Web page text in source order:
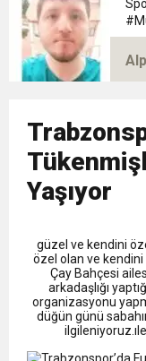
Bildirdi
20:05 Trabzonspor
Tamamladı
9:50 MGD’DEN
18:59 Trabzonspor
22:58
KAP’a Bildirdi
Yaşıyor
güzel ve kendini
özel olan ve
Çay Bahçesi
arkadaşlığı
organizasyonu
düğün günü